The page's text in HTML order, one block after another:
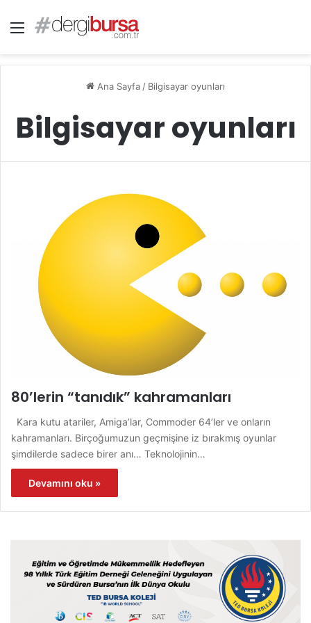
Menü
Ana Sayfa / Bilgisayar oyunları
Bilgisayar oyunları
80’lerin “tanıdık” kahramanları
Kara kutu atariler, Amiga’lar, Commoder 64’ler ve onların
kahramanları. Birçoğumuzun geçmişine iz bırakmış oyunlar
şimdilerde sadece birer anı… Teknolojinin…
Devamını oku »